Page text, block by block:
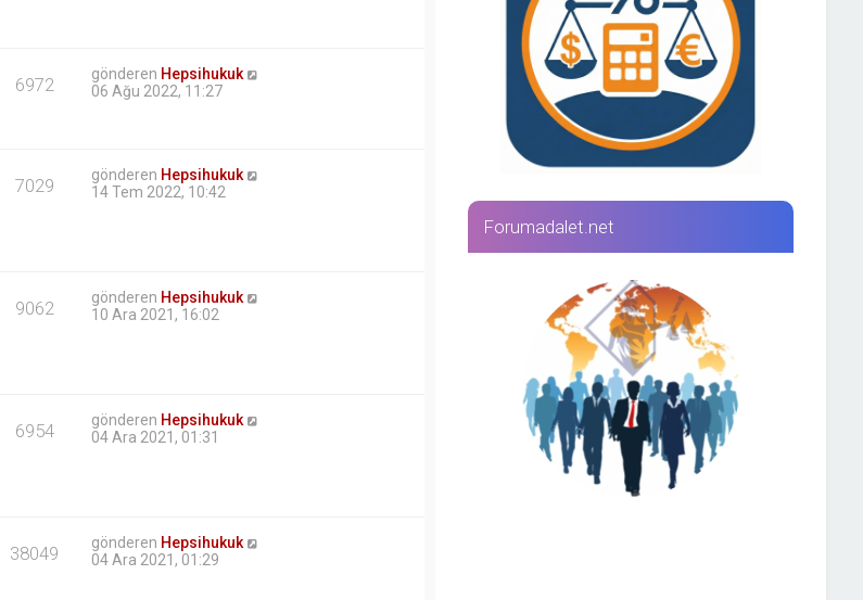
6972 gönderen Hepsihukuk
06 Ağu 2022, 11:27
7029 gönderen Hepsihukuk
14 Tem 2022, 10:42
9062 gönderen Hepsihukuk
10 Ara 2021, 16:02
6954 gönderen Hepsihukuk
04 Ara 2021, 01:31
38049 gönderen Hepsihukuk
04 Ara 2021, 01:29
Forumadalet.net